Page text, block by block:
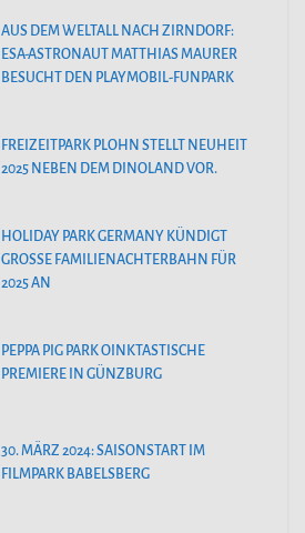
AUS DEM WELTALL NACH ZIRNDORF:
ESA-ASTRONAUT MATTHIAS MAURER
BESUCHT DEN PLAYMOBIL-FUNPARK
FREIZEITPARK PLOHN STELLT NEUHEIT
2025 NEBEN DEM DINOLAND VOR.
HOLIDAY PARK GERMANY KÜNDIGT
GROSSE FAMILIENACHTERBAHN FÜR 2
025 AN
PEPPA PIG PARK OINKTASTISCHE
PREMIERE IN GÜNZBURG
30. MÄRZ 2024: SAISONSTART IM
FILMPARK BABELSBERG